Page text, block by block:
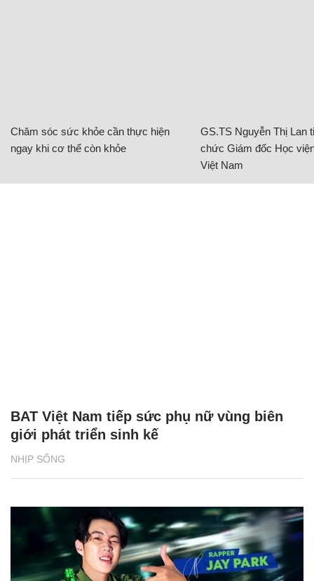
Chăm sóc sức khỏe cần thực hiện
ngay khi cơ thể còn khỏe
GS.TS Nguyễn Thị Lan
chức Giám đốc Học
Việt Nam
NHỊP SỐNG
BAT Việt Nam tiếp sức phụ nữ vùng biên
giới phát triển sinh kế